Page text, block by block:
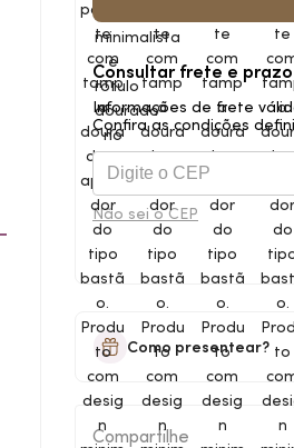
Consultar frete e prazo
Informações de frete
Confira as condições
Não sei o CEP
Como presentear?
Compartilhe